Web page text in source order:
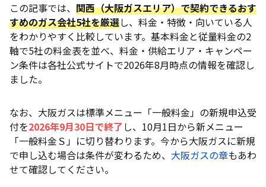
この記事では、 関西（大阪ガスエリア）で契約できるおす
すめのガス会社5社を厳選し、料金・特徴・向いている人
をわかりやすく比較しています。基本料金と従量料金の2
軸で5社の料金表を並べ、料金・供給エリア・キャンペー
ン条件は各社公式サイトで2026年8月時点の情報を確認し
ました。
なお、大阪ガスは標準メニュー「一般料金」の新規申込受
付を2026年9月30日で終了し、10月1日から新メニュー
「一般料金Ｓ」に切り替わります。今から大阪ガスに新規
で申し込む場合は条件が変わるため、 大阪ガスの章もあわ
せて確認してください。